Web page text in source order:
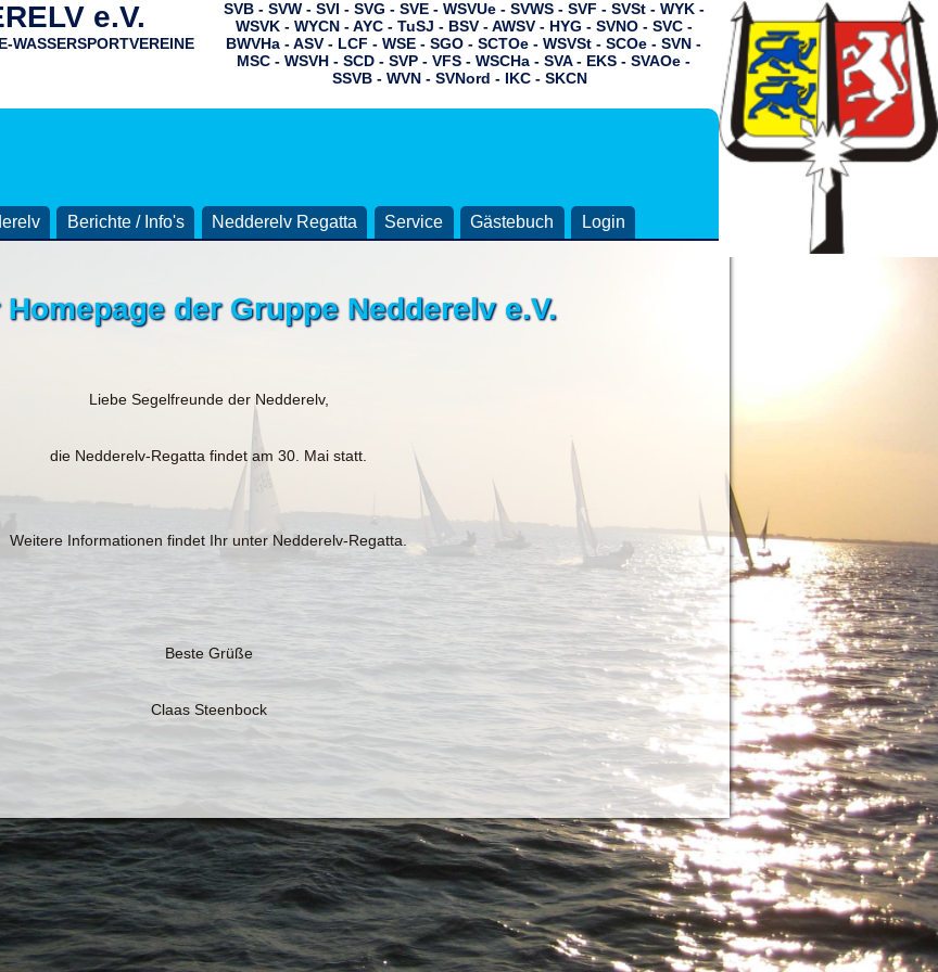
e.V.
WASSERSPORTVEREINE
SVB - SVW - SVI - SVG - SVE - WSVUe - SVWS - SVF - SVSt - WYK -
WSVK - WYCN - AYC - TuSJ - BSV - AWSV - HYG - SVNO - SVC -
BWVHa - ASV - LCF - WSE - SGO - SCTOe - WSVSt - SCOe - SVN -
MSC - WSVH - SCD - SVP - VFS - WSCHa - SVA - EKS -SVAOe -
SSVB - WVN - SVNord - IKC - SKCN
Berichte / Info's Nedderelv Regatta Service Gästebuch Login
der Gruppe Nedderelv e.V.
Liebe Segelfreunde der Nedderelv,
die Nedderelv-Regatta findet am 30. Mai statt.
Weitere Informationen findet Ihr unter Nedderelv-Regatta.
Beste Grüße
Claas Steenbock